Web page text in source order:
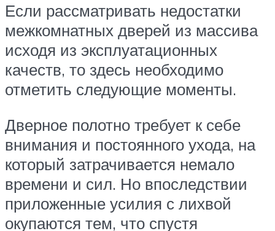
Если рассматривать недостатки
межкомнатных дверей из массива
исходя из эксплуатационных
качеств, то здесь необходимо
отметить следующие моменты.
Дверное полотно требует к себе
внимания и постоянного ухода, на
который затрачивается немало
времени и сил. Но впоследствии
приложенные усилия с лихвой
окупаются тем, что спустя